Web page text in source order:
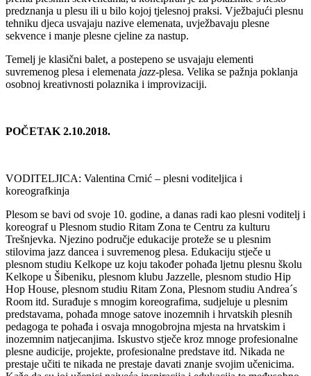
predznanja u plesu ili u bilo kojoj tjelesnoj praksi. Vježbajući plesnu
tehniku djeca usvajaju nazive elemenata, uvježbavaju plesne
sekvence i manje plesne cjeline za nastup.
Temelj je klasični balet, a postepeno se usvajaju elementi
suvremenog plesa i elemenata jazz-plesa. Velika se pažnja poklanja
osobnoj kreativnosti polaznika i improvizaciji.
POČETAK 2.10.2018.
VODITELJICA: Valentina Crnić – plesni voditeljica i
koreografkinja
Plesom se bavi od svoje 10. godine, a danas radi kao plesni voditelj i
koreograf u Plesnom studio Ritam Zona te Centru za kulturu
Trešnjevka. Njezino područje edukacije proteže se u plesnim
stilovima jazz dancea i suvremenog plesa. Edukaciju stječe u
plesnom studiu Kelkope uz koju također pohađa ljetnu plesnu školu
Kelkope u Šibeniku, plesnom klubu Jazzelle, plesnom studio Hip
Hop House, plesnom studiu Ritam Zona, Plesnom studiu Andrea´s
Room itd. Surađuje s mnogim koreografima, sudjeluje u plesnim
predstavama, pohađa mnoge satove inozemnih i hrvatskih plesnih
pedagoga te pohađa i osvaja mnogobrojna mjesta na hrvatskim i
inozemnim natjecanjima. Iskustvo stječe kroz mnoge profesionalne
plesne audicije, projekte, profesionalne predstave itd. Nikada ne
prestaje učiti te nikada ne prestaje davati znanje svojim učenicima.